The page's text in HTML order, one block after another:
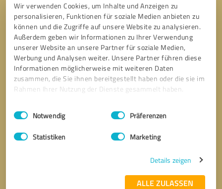
Wir verwenden Cookies, um Inhalte und Anzeigen zu
personalisieren, Funktionen für soziale Medien anbieten zu
können und die Zugriffe auf unsere Website zu analysieren.
Außerdem geben wir Informationen zu Ihrer Verwendung
unserer Website an unsere Partner für soziale Medien,
Werbung und Analysen weiter. Unsere Partner führen diese
Informationen möglicherweise mit weiteren Daten
zusammen, die Sie ihnen bereitgestellt haben oder die sie im
Rahmen Ihrer Nutzung der Dienste gesammelt haben.
Impressum Datenschutzbestimmungen
Einwilligungsauswahl
Notwendig Präferenzen
Statistiken Marketing
Details zeigen
ALLE ZULASSEN
* Erforderliche Angaben